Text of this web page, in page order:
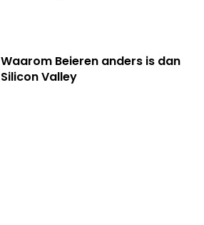
Waarom Beieren anders is dan
Silicon Valley